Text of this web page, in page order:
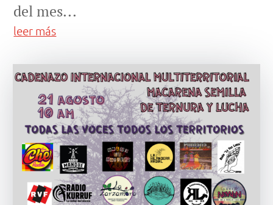
del mes...
leer más